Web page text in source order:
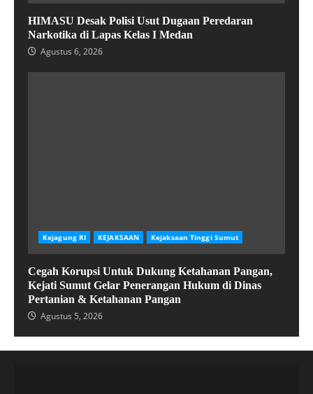
HIMASU Desak Polisi Usut Dugaan Peredaran
Narkotika di Lapas Kelas I Medan
Agustus 6, 2026
Kejagung RI KEJAKSAAN Kejaksaan Tinggi Sumut
Cegah Korupsi Untuk Dukung Ketahanan Pangan,
Kejati Sumut Gelar Penerangan Hukum di Dinas
Pertanian & Ketahanan Pangan
Agustus 5, 2026